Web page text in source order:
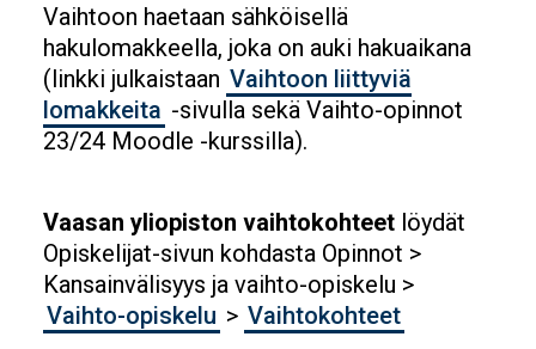
Vaihtoon haetaan sähköisellä
hakulomakkeella, joka on auki hakuaikana
(linkki julkaistaan Vaihtoon liittyviä
lomakkeita -sivulla sekä Vaihto-opinnot
23/24 Moodle -kurssilla).
Vaasan yliopiston vaihtokohteet löydät
Opiskelijat-sivun kohdasta Opinnot >
Kansainvälisyys ja vaihto-opiskelu >
Vaihto-opiskelu > Vaihtokohteet